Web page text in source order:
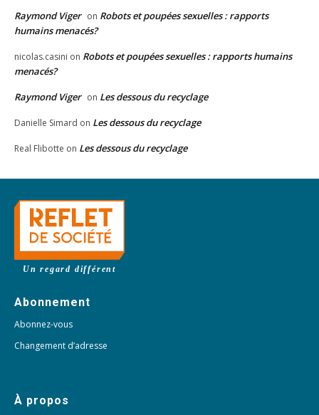
Raymond Viger on Robots et poupées sexuelles : rapports
humains menacés?
nicolas.casini on Robots et poupées sexuelles : rapports humains
menacés?
Raymond Viger on Les dessous du recyclage
Danielle Simard on Les dessous du recyclage
Real Flibotte on Les dessous du recyclage
Un regard différent
Abonnement
Abonnez-vous
Changement d’adresse
À propos